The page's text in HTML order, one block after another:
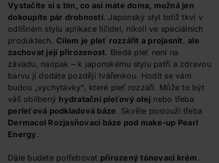
Vystačíte si s tím, co asi máte doma, možná jen
dokoupíte pár drobností. Japonský styl totiž tkví v
odlišném stylu aplikace líčidel, nikoli ve speciálních
produktech. Cílem je pleť rozzářit a projasnit , ale
zachovat její přirozenost. Bledá pleť není na
závadu, naopak – k japonskému stylu patří a zdravou
barvu jí dodáte později tvářenkou. Hodit se vám
budou „vychytávky“, které pleť rozzáří. Může to být
váš oblíbený hydratační pleťový olej nebo třeba
perleťová podkladová báze. Skvěle poslouží třeba
Dermacol Rozjasňovací báze pod make-up Pearl
Energy.
Dále budete potřebovat přirozený tónovací krém.